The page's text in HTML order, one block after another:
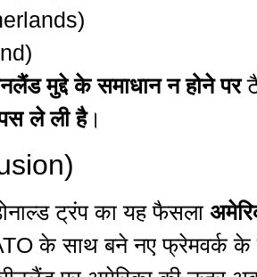
मुद्दे के समाधान न होने पर
ले ली है।
ट्रंप का यह फैसला
के साथ बने नए फ्रेमवर्क के